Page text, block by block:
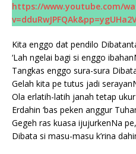
https://www.youtube.com/
Kita enggo dat pendilo
‘Lah ngelai bagi si enggo
Tangkas enggo sura-sura
Gelah kita pe tutus jadi
Ola erlatih-latih janah tetap
Erdahin ‘bas peken anggur
Gegeh ras kuasa ijujurkenNa pe,
Dibata si masu-masu k’rina